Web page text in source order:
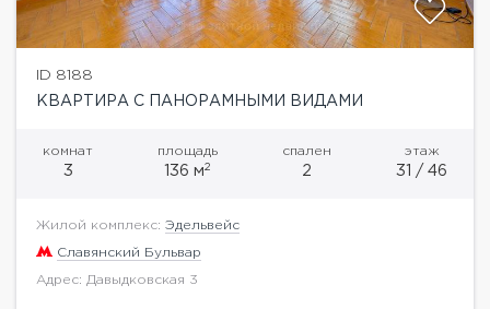
ID 8188
КВАРТИРА С ПАНОРАМНЫМИ ВИДАМИ
комнат
3
площадь
136 м2
спален
2
этаж
31 / 46
Жилой комплекс: Эдельвейс
Славянский Бульвар
Адрес: Давыдковская 3